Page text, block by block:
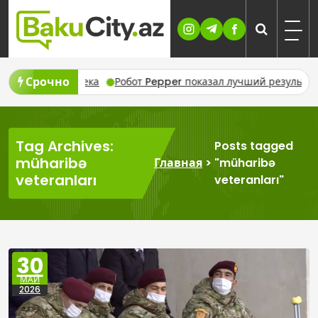
Skip
content
Срочно
человека Робот Pepper показал лучший результат в
Tag Archives:
müharibə
veteranları
Главная >
Posts tagged
"müharibə
veteranları"
30
МАЙ
2026